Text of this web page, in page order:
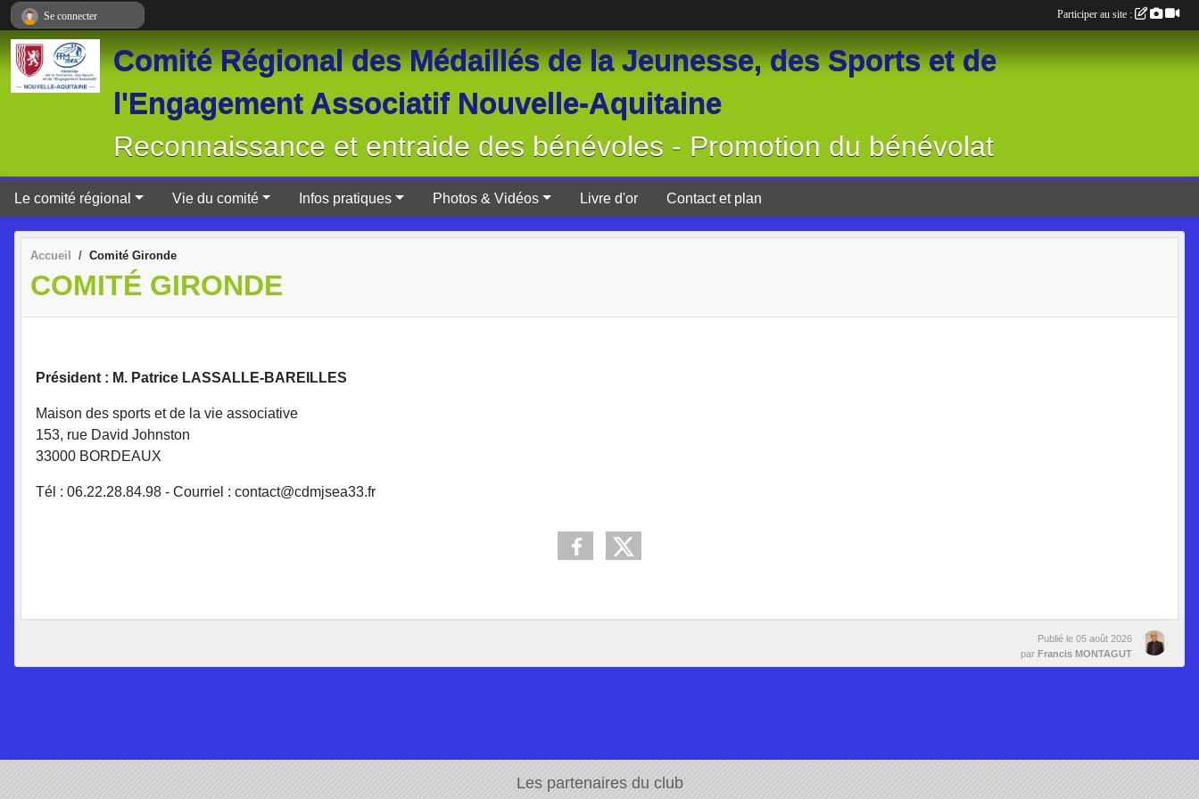
Comité Régional des Médaillés de la Jeunesse, des Sports et de
l'Engagement Associatif Nouvelle-Aquitaine
Reconnaissance et entraide des bénévoles - Promotion du bénévolat
Le comité régional Vie du comité Infos pratiques Photos & Vidéos Livre d'or Contact et plan
Accueil Comité Gironde
COMITÉ GIRONDE
Président : M. Patrice LASSALLE-BAREILLES
Maison des sports et de la vie associative
153, rue David Johnston
33000 BORDEAUX
Tél : 06.22.28.84.98 - Courriel : contact@cdmjsea33.fr
Publié le 05 août 2026
par Francis MONTAGUT
Les partenaires du club
Se connecter Participer au site :
Panneau de gestion des cookies